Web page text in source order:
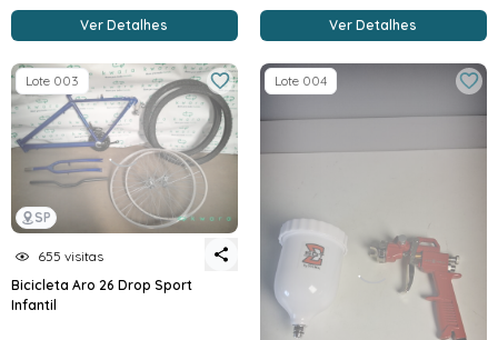
Ver Detalhes Ver Detalhes
SP
Lote 003
655 visitas
Bicicleta Aro 26 Drop Sport
Infantil
Lote 004